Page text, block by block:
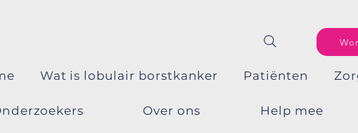
Wat is lobulair borstkanker Patiënten
Over ons Help mee